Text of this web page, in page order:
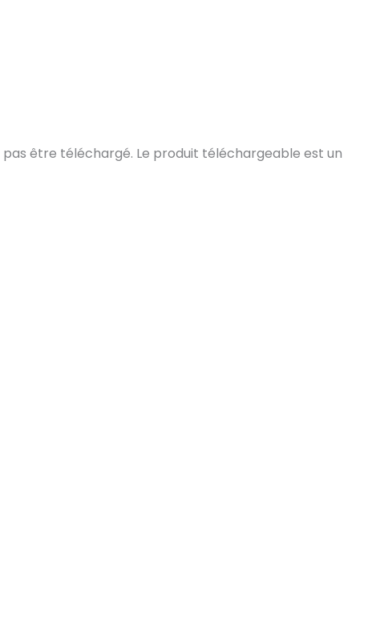
être téléchargé. Le produit téléchargeable est un